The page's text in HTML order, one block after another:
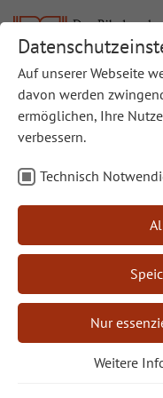
Auf unserer Webseite
davon werden
ermöglichen, Ihre
verbessern.
Technisch
Nur
Weitere
Datenschutz
Mit den
Anmelde-, Versand-
Widerspruchsrechte
Newsletter
Empfang und den
einverstanden.
Inhalt des
Mails und weitere